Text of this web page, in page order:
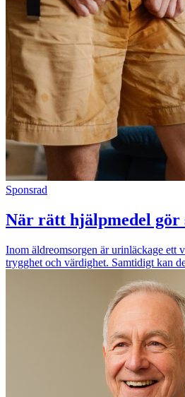
Sponsrad
När rätt hjälpmedel gör
Inom äldreomsorgen är urinläckage ett
trygghet och värdighet. Samtidigt kan